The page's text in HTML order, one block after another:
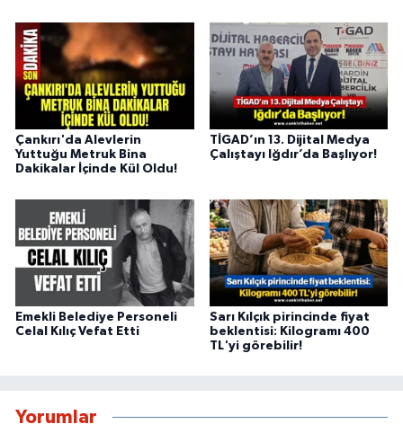
Çankırı'da Alevlerin
Yuttuğu Metruk Bina
Dakikalar İçinde Kül Oldu!
TİGAD’ın 13. Dijital Medya
Çalıştayı Iğdır’da Başlıyor!
Emekli Belediye Personeli
Celal Kılıç Vefat Etti
Sarı Kılçık pirincinde fiyat
beklentisi: Kilogramı 400
TL'yi görebilir!
Yorumlar